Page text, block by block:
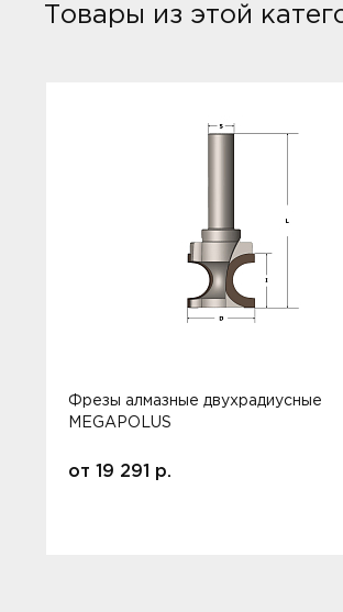
Товары из этой
Фрезы алмазные двухрадиусные
MEGAPOLUS
от 19 291 р.